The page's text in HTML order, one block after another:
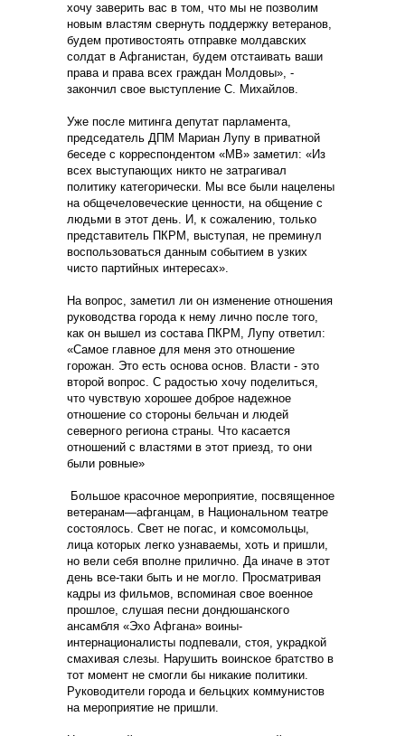
хочу заверить вас в том, что мы не позволим
новым властям свернуть поддержку ветеранов,
будем противостоять отправке молдавских
солдат в Афганистан, будем отстаивать ваши
права и права всех граждан Молдовы», -
закончил свое выступление С. Михайлов.
Уже после митинга депутат парламента,
председатель ДПМ Мариан Лупу в приватной
беседе с корреспондентом «МВ» заметил: «Из
всех выступающих никто не затрагивал
политику категорически. Мы все были нацелены
на общечеловеческие ценности, на общение с
людьми в этот день. И, к сожалению, только
представитель ПКРМ, выступая, не преминул
воспользоваться данным событием в узких
чисто партийных интересах».
На вопрос, заметил ли он изменение отношения
руководства города к нему лично после того,
как он вышел из состава ПКРМ, Лупу ответил:
«Самое главное для меня это отношение
горожан. Это есть основа основ. Власти - это
второй вопрос. С радостью хочу поделиться,
что чувствую хорошее доброе надежное
отношение со стороны бельчан и людей
северного региона страны. Что касается
отношений с властями в этот приезд, то они
были ровные»
Большое красочное мероприятие, посвященное
ветеранам—афганцам, в Национальном театре
состоялось. Свет не погас, и комсомольцы,
лица которых легко узнаваемы, хоть и пришли,
но вели себя вполне прилично. Да иначе в этот
день все-таки быть и не могло. Просматривая
кадры из фильмов, вспоминая свое военное
прошлое, слушая песни дондюшанского
ансамбля «Эхо Афгана» воины-
интернационалисты подпевали, стоя, украдкой
смахивая слезы. Нарушить воинское братство в
тот момент не смогли бы никакие политики.
Руководители города и бельцких коммунистов
на мероприятие не пришли.